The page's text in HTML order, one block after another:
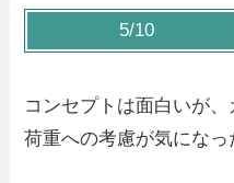
5/10
コンセプトは面白いが
荷重への考慮が気になっ